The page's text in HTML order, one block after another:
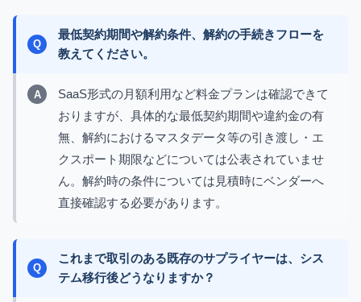
最低契約期間や解約条件、解約の手続きフローを
教えてください。
SaaS形式の月額利用など料金プランは確認できて
おりますが、具体的な最低契約期間や違約金の有
無、解約におけるマスタデータ等の引き渡し・エ
クスポート期限などについては公表されていませ
ん。解約時の条件については見積時にベンダーへ
直接確認する必要があります。
これまで取引のある既存のサプライヤーは、シス
テム移行後どうなりますか？